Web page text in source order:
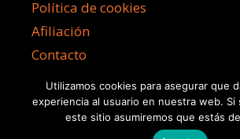
Política de cookies
Afiliación
Contacto
Utilizamos cookies para asegurar que
experiencia al usuario en nuestra web. Si
este sitio asumiremos que estás